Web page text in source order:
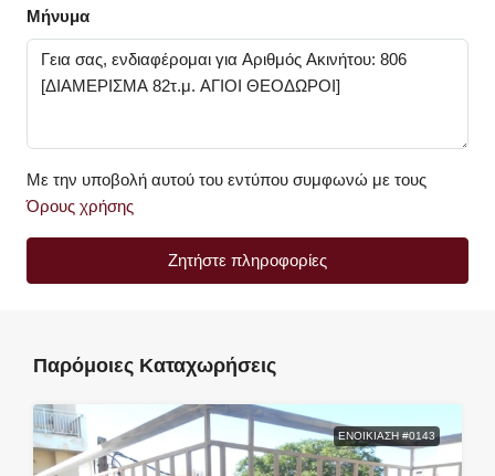
Μήνυμα
Με την υποβολή αυτού του εντύπου συμφωνώ με τους
Όρους χρήσης
Ζητήστε πληροφορίες
Παρόμοιες Καταχωρήσεις
ΕΝΟΙΚΊΑΣΗ #0143